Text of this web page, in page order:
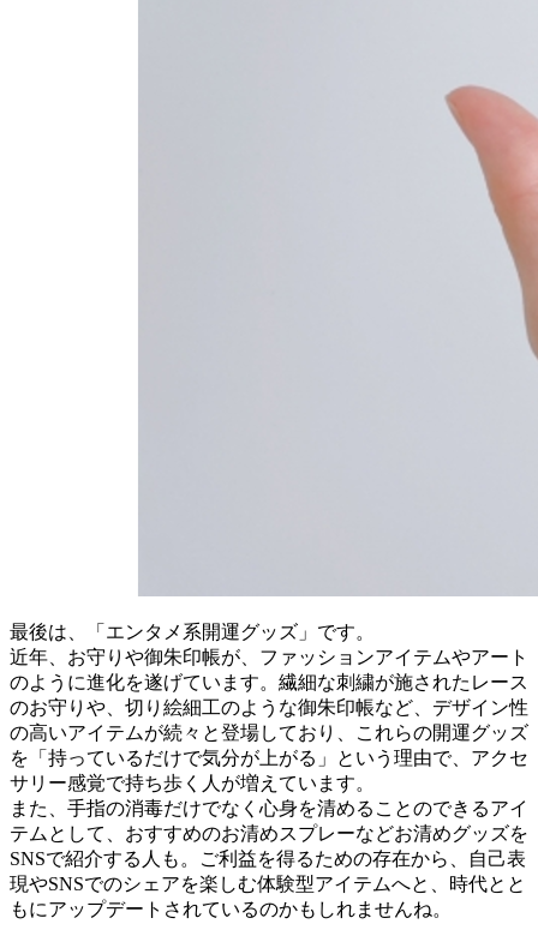
最後は、「エンタメ系開運グッズ」です。
近年、お守りや御朱印帳が、ファッションアイテムやアート
のように進化を遂げています。繊細な刺繍が施されたレース
のお守りや、切り絵細工のような御朱印帳など、デザイン性
の高いアイテムが続々と登場しており、これらの開運グッズ
を「持っているだけで気分が上がる」という理由で、アクセ
サリー感覚で持ち歩く人が増えています。
また、手指の消毒だけでなく心身を清めることのできるアイ
テムとして、おすすめのお清めスプレーなどお清めグッズを
SNSで紹介する人も。ご利益を得るための存在から、自己表
現やSNSでのシェアを楽しむ体験型アイテムへと、時代とと
もにアップデートされているのかもしれませんね。